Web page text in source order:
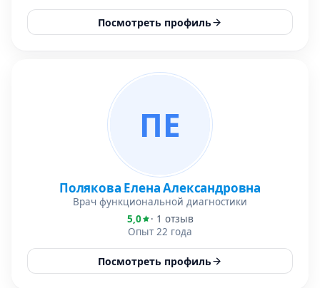
Посмотреть профиль
ПЕ
Полякова Елена Александровна
Врач функциональной диагностики
5,0
· 1 отзыв
Опыт 22 года
Посмотреть профиль